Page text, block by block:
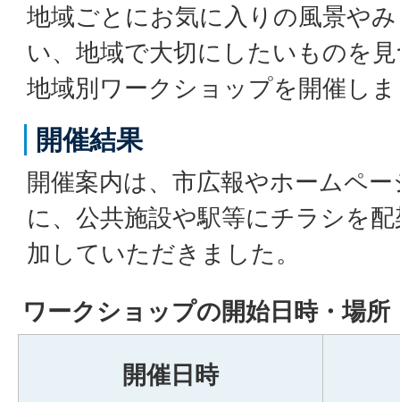
地域ごとにお気に入りの風景や
い、地域で大切にしたいものを
地域別ワークショップを開催し
開催結果
開催案内は、市広報やホームペ
に、公共施設や駅等にチラシを
加していただきました。
ワークショップの開始日時・場所
開催日時